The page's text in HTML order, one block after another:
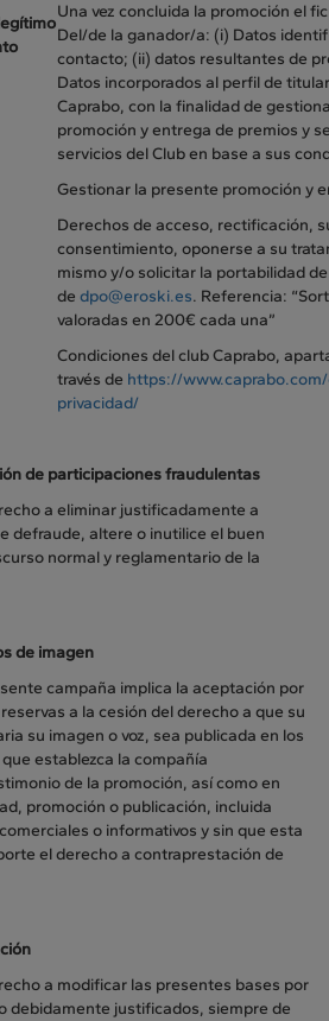
Una vez concluida la promoción el
Del/de la ganador/a: (i) Datos
contacto; (ii) datos resultantes de
Datos incorporados al perfil de
Caprabo, con la finalidad de
promoción y entrega de premios y
servicios del Club en base a sus
Gestionar la presente promoción y
Derechos de acceso, rectificación,
consentimiento, oponerse a su
mismo y/o solicitar la portabilidad
de dpo@eroski.es. Referencia:
valoradas en 200€ cada una”
Condiciones del club Caprabo,
través de https://
privacidad/
de participaciones fraudulentas
a eliminar justificadamente a
defraude, altere o inutilice el buen
normal y reglamentario de la
de imagen
campaña implica la aceptación por
a la cesión del derecho a que su
su imagen o voz, sea publicada en los
establezca la compañía
de la promoción, así como en
promoción o publicación, incluida
o informativos y sin que esta
el derecho a contraprestación de
a modificar las presentes bases por
debidamente justificados, siempre de